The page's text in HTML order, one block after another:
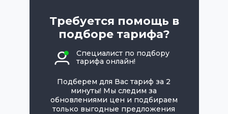
Требуется помощь в
подборе тарифа?
Специалист по подбору
тарифа онлайн!
Подберем для Вас тариф за 2
минуты! Мы следим за
обновлениями цен и подбираем
только выгодные предложения